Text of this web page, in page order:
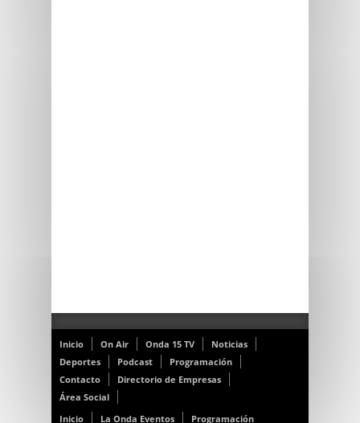
Inicio On Air Onda 15 TV
Noticias
Deportes
Podcast
Programación
Contacto
Directorio de Empresas
Área Social
Inicio
La Onda Eventos Programación